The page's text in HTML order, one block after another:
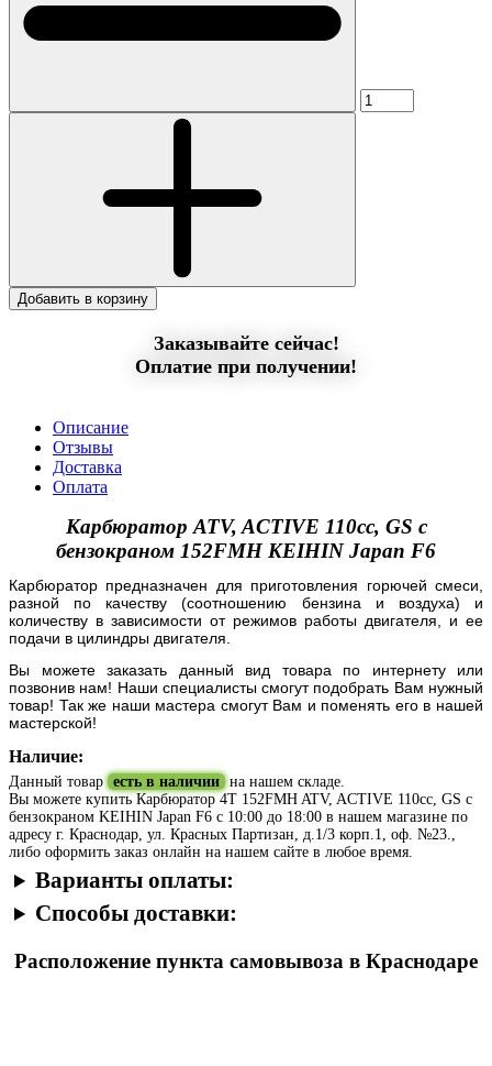
Добавить в корзину
Заказывайте сейчас!
Оплатие при получении!
Описание
Отзывы
Доставка
Оплата
Карбюратор ATV, ACTIVE 110cc, GS с
бензокраном 152FMH KEIHIN Japan F6
Карбюратор предназначен для приготовления горючей смеси,
разной по качеству (соотношению бензина и воздуха) и
количеству в зависимости от режимов работы двигателя, и ее
подачи в цилиндры двигателя.
Вы можете заказать данный вид товара по интернету или
позвонив нам! Наши специалисты смогут подобрать Вам нужный
товар! Так же наши мастера смогут Вам и поменять его в нашей
мастерской!
Наличие:
Данный товар есть в наличии на нашем складе.
Вы можете купить Карбюратор 4T 152FMH ATV, ACTIVE 110cc, GS с
бензокраном KEIHIN Japan F6 с 10:00 до 18:00 в нашем магазине по
адресу г. Краснодар, ул. Красных Партизан, д.1/3 корп.1, оф. №23.,
либо оформить заказ онлайн на нашем сайте в любое время.
Варианты оплаты:
Способы доставки:
Расположение пункта самовывоза в Краснодаре